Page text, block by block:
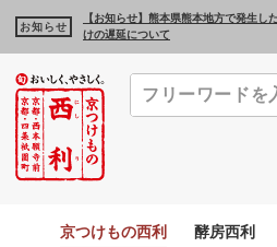
お知らせ
【お知らせ】熊本県熊本地方で発生
けの遅延について
京つけもの西利 酵房西利